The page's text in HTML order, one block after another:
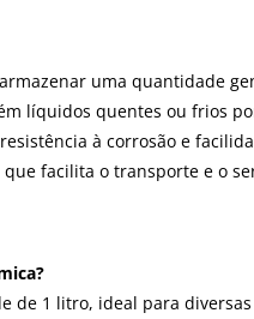
uma quantidade
líquidos quentes ou frios
à corrosão e
que facilita o transporte e o
de 1 litro, ideal para